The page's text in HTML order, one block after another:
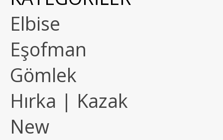
Elbise
Eşofman
Gömlek
Hırka | Kazak
New